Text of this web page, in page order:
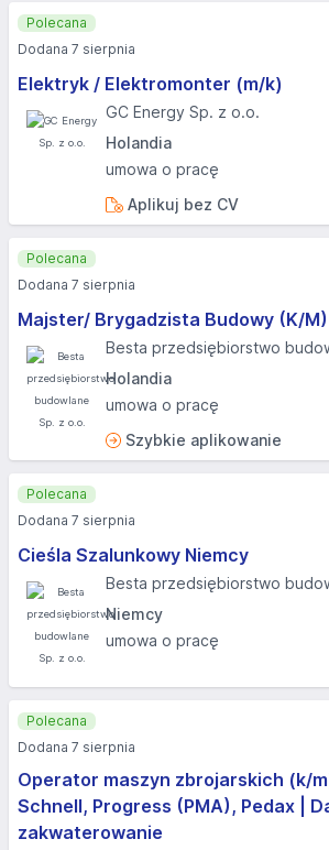
Elektryk / Elektromonter (m/k)
GC Energy Sp. z o.o.
Holandia
umowa o pracę
Aplikuj bez CV
Polecana
Dodana 7 sierpnia
Majster/ Brygadzista Budowy (K/
Besta przedsiębiorstwo
Holandia
umowa o pracę
Szybkie aplikowanie
Polecana
Dodana 7 sierpnia
Cieśla Szalunkowy Niemcy
Besta przedsiębiorstwo
Niemcy
umowa o pracę
Polecana
Dodana 7 sierpnia
Operator maszyn zbrojarskich (k/
Schnell, Progress (PMA), Pedax |
zakwaterowanie
Polecana
Dodana 7 sierpnia